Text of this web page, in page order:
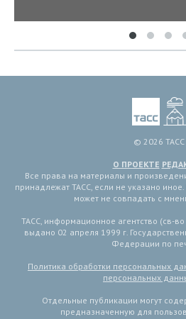
© 2026 ТАСС
О ПРОЕКТЕ
Все права на материалы и
принадлежат ТАСС, если не указано
может не совпадать с
ТАСС, информационное агентство (св-
выдано 02 апреля 1999 г.
Федерации по
Политика обработки персональных
персональных
Отдельные публикации могут
предназначенную для